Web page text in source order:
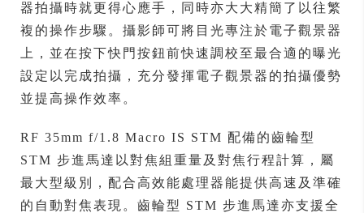
器拍攝時就更得心應手，同時亦大大精簡了以往繁
複的操作步驟。攝影師可將目光專注於電子觀景器
上，並在按下快門按鈕前快速調校至最合適的曝光
設定以完成拍攝，充分發揮電子觀景器的拍攝優勢
並提高操作效率。
RF 35mm f/1.8 Macro IS STM 配備的齒輪型
STM 步進馬達以對焦組重量及對焦行程計算，屬
最大型級別，配合高效能處理器能提供高速及準確
的自動對焦表現。齒輪型 STM 步進馬達亦支援全